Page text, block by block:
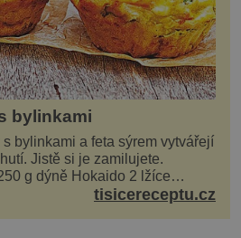
bylinkami
bylinkami a feta sýrem vytvářejí
Jistě si je zamilujete.
g dýně Hokaido 2 lžíce
hrst nasekaných špen...
tisicereceptu.cz